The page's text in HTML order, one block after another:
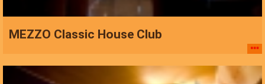
MEZZO Classic House Club